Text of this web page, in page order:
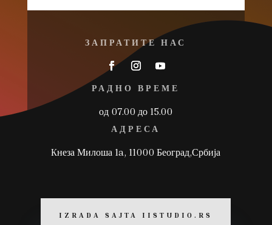
ЗАПРАТИТЕ НАС
РАДНО ВРЕМЕ
од 07.00 до 15.00
АДРЕСА
Kнеза Милоша 1a, 11000 Београд,Србија
IZRADA SAJTA IISTUDIO.RS